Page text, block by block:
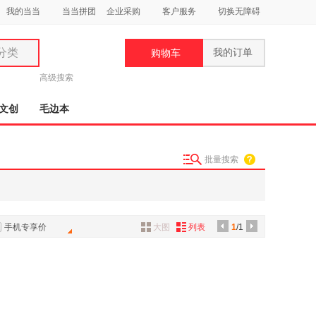
我的当当 当当拼团 企业采购 客户服务 切换无障碍
类
高级搜索
购物车 我的订单
创 毛边本
批量搜索
手机专享价 1/1
大图 列表